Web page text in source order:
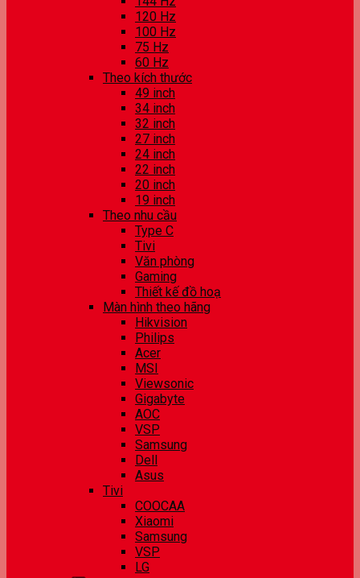
120 Hz
100 Hz
75 Hz
60 Hz
Theo kích thước
49 inch
34 inch
32 inch
27 inch
24 inch
22 inch
20 inch
19 inch
Theo nhu cầu
Type C
Tivi
Văn phòng
Gaming
Thiết kế đồ hoạ
Màn hình theo hãng
Hikvision
Philips
Acer
MSI
Viewsonic
Gigabyte
AOC
VSP
Samsung
Dell
Asus
Tivi
COOCAA
Xiaomi
Samsung
VSP
LG